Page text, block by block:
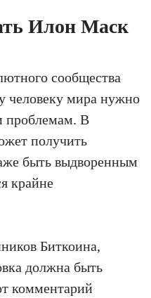
Илон Маск
сообщества
человеку мира нужно
проблемам. В
получить
быть выдворенным
крайне
Биткоина,
должна быть
комментарий